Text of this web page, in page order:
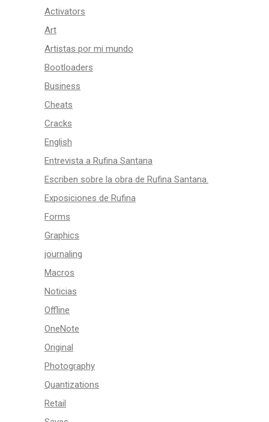
Activators
Art
Artistas por mi mundo
Bootloaders
Business
Cheats
Cracks
English
Entrevista a Rufina Santana
Escriben sobre la obra de Rufina Santana.
Exposiciones de Rufina
Forms
Graphics
journaling
Macros
Noticias
Offline
OneNote
Original
Photography
Quantizations
Retail